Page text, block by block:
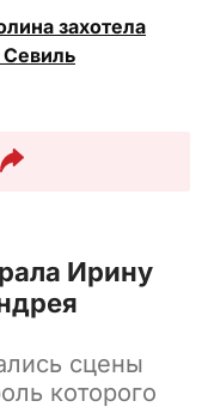
захотела
Севиль
Ирину
сцены
которого